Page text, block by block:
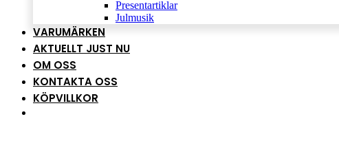
Presentartiklar
Julmusik
VARUMÄRKEN
AKTUELLT JUST NU
OM OSS
KONTAKTA OSS
KÖPVILLKOR